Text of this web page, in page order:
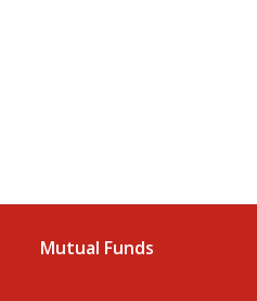
Mutual Funds